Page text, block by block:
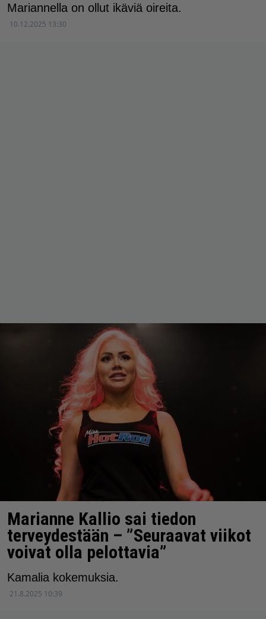
Mariannella on ollut ikäviä oireita.
10.12.2025 13:30
Marianne Kallio sai tiedon
terveydestään – ”Seuraavat viikot
voivat olla pelottavia”
Kamalia kokemuksia.
21.8.2025 10:39